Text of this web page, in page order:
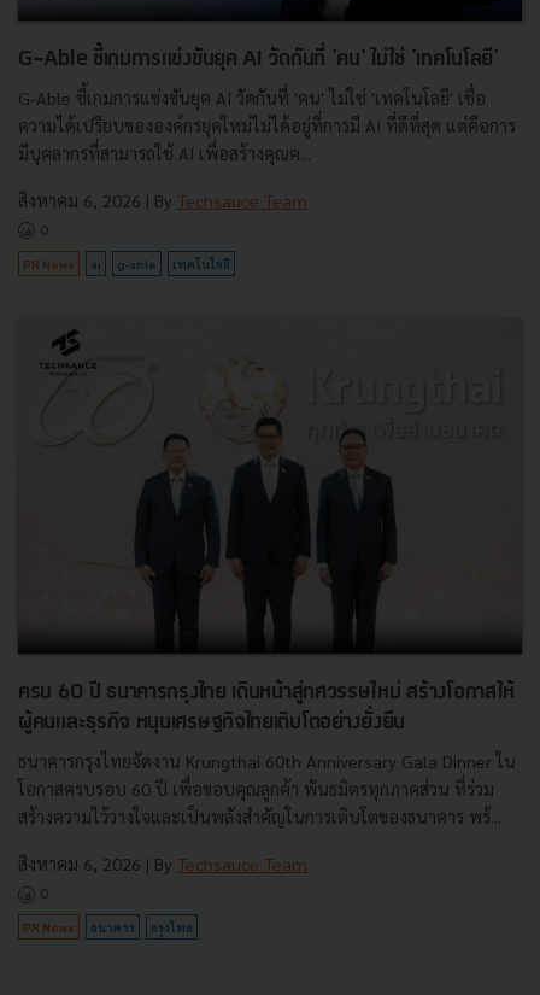
G-Able ชี้เกมการแข่งขันยุค AI วัดกันที่ 'คน' ไม่ใช่ 'เทคโนโลยี'
G-Able ชี้เกมการแข่งขันยุค AI วัดกันที่ 'คน' ไม่ใช่ 'เทคโนโลยี' เชื่อ
ความได้เปรียบขององค์กรยุคใหม่ไม่ได้อยู่ที่การมี AI ที่ดีที่สุด แต่คือการ
มีบุคลากรที่สามารถใช้ AI เพื่อสร้างคุณค...
สิงหาคม 6, 2026 | By Techsauce Team
0
PR News ai g-able เทคโนโลยี
ครบ 60 ปี ธนาคารกรุงไทย เดินหน้าสู่ทศวรรษใหม่ สร้างโอกาสให้
ผู้คนและธุรกิจ หนุนเศรษฐกิจไทยเติบโตอย่างยั่งยืน
ธนาคารกรุงไทยจัดงาน Krungthai 60th Anniversary Gala Dinner ใน
โอกาสครบรอบ 60 ปี เพื่อขอบคุณลูกค้า พันธมิตรทุกภาคส่วน ที่ร่วม
สร้างความไว้วางใจและเป็นพลังสำคัญในการเติบโตของธนาคาร พร้...
สิงหาคม 6, 2026 | By Techsauce Team
0
PR News ธนาคาร กรุงไทย